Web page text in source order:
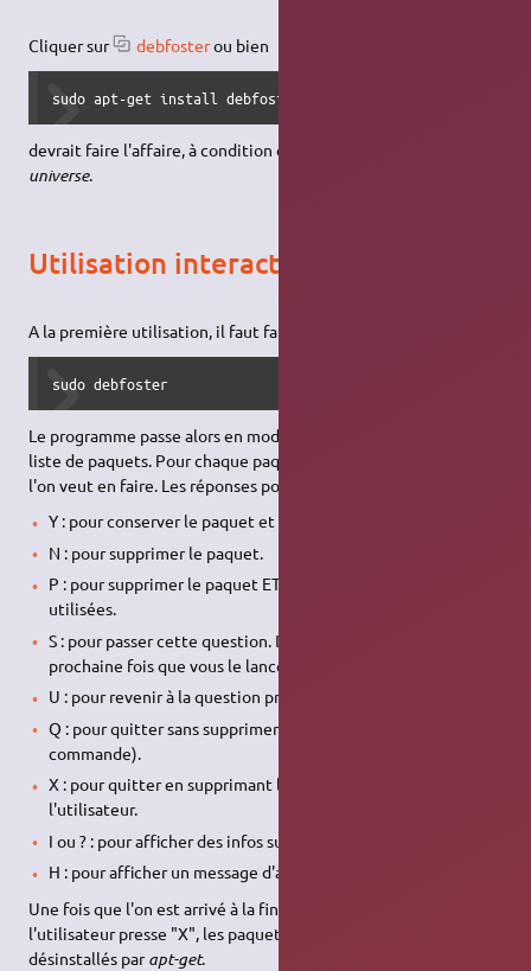
Cliquer sur debfosterou bien
sudo apt-get install debfoster
devrait faire l'affaire, à condition d'avoir activé les dépôts
universe.
Utilisation interactive
A la première utilisation, il faut faire
sudo debfoster
Le programme passe alors en mode interactif, et affiche une
liste de paquets. Pour chaque paquet il nous demande ce que
l'on veut en faire. Les réponses possibles sont les suivantes :
Y : pour conserver le paquet et ses dépendances.
N : pour supprimer le paquet.
P : pour supprimer le paquet ET ses dépendances non
utilisées.
S : pour passer cette question. Debfoster vous la posera la
prochaine fois que vous le lancerez.
U : pour revenir à la question précédente.
Q : pour quitter sans supprimer de paquets (annulation de la
commande).
X : pour quitter en supprimant les paquets sélectionnés par
l'utilisateur.
I ou ? : pour afficher des infos sur ce paquet.
H : pour afficher un message d'aide.
Une fois que l'on est arrivé à la fin de la liste, ou que
l'utilisateur presse "X", les paquets sélectionnés sont
désinstallés parapt-get.